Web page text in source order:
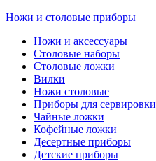
Ножи и столовые приборы
Ножи и аксессуары
Столовые наборы
Столовые ложки
Вилки
Ножи столовые
Приборы для сервировки
Чайные ложки
Кофейные ложки
Десертные приборы
Детские приборы